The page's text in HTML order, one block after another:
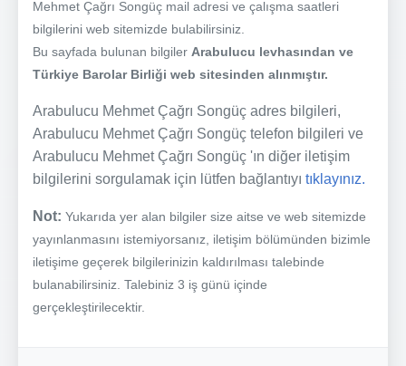
Mehmet Çağrı Songüç mail adresi ve çalışma saatleri
bilgilerini web sitemizde bulabilirsiniz.
Bu sayfada bulunan bilgiler Arabulucu levhasından ve
Türkiye Barolar Birliği web sitesinden alınmıştır.
Arabulucu Mehmet Çağrı Songüç adres bilgileri,
Arabulucu Mehmet Çağrı Songüç telefon bilgileri ve
Arabulucu Mehmet Çağrı Songüç 'ın diğer iletişim
bilgilerini sorgulamak için lütfen bağlantıyı tıklayınız.
Not: Yukarıda yer alan bilgiler size aitse ve web sitemizde
yayınlanmasını istemiyorsanız, iletişim bölümünden bizimle
iletişime geçerek bilgilerinizin kaldırılması talebinde
bulanabilirsiniz. Talebiniz 3 iş günü içinde
gerçekleştirilecektir.